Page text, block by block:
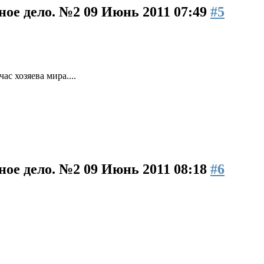
дело. №2 09 Июнь 2011 07:49 #5
хозяева мира....
дело. №2 09 Июнь 2011 08:18 #6